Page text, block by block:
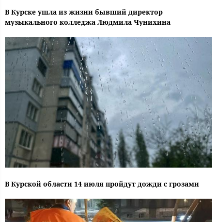
В Курске ушла из жизни бывший директор
музыкального колледжа Людмила Чунихина
В Курской области 14 июля пройдут дожди с грозами